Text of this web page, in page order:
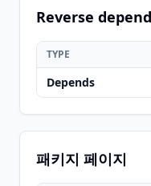
Reverse
TYPE
Depends
패키지 페이지